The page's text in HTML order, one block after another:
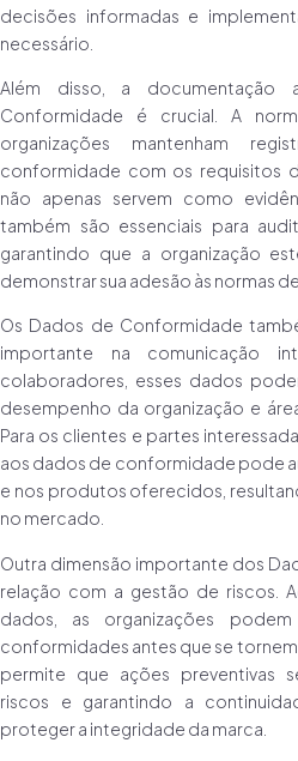
decisões informadas e
necessário.
Além disso, a documentação
Conformidade é crucial. A
organizações mantenham
conformidade com os requisitos
não apenas servem como
também são essenciais para
garantindo que a organização
demonstrar sua adesão às normas
Os Dados de Conformidade
importante na comunicação
colaboradores, esses dados
desempenho da organização e
Para os clientes e partes
aos dados de conformidade pode
e nos produtos oferecidos,
no mercado.
Outra dimensão importante dos
relação com a gestão de riscos.
dados, as organizações
conformidades antes que se
permite que ações preventivas
riscos e garantindo a
proteger a integridade da marca.